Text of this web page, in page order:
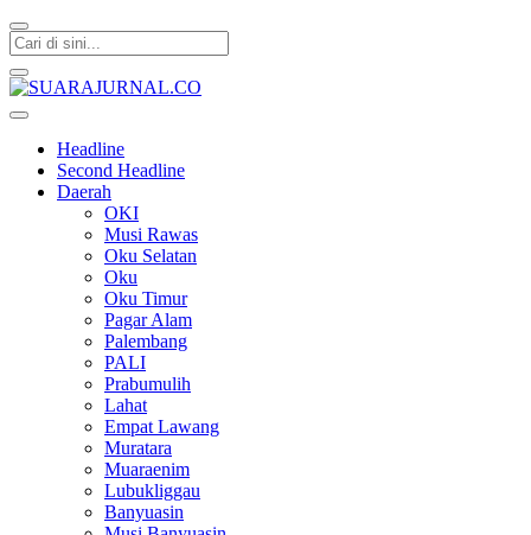
Headline
Second Headline
Daerah
OKI
Musi Rawas
Oku Selatan
Oku
Oku Timur
Pagar Alam
Palembang
PALI
Prabumulih
Lahat
Empat Lawang
Muratara
Muaraenim
Lubukliggau
Banyuasin